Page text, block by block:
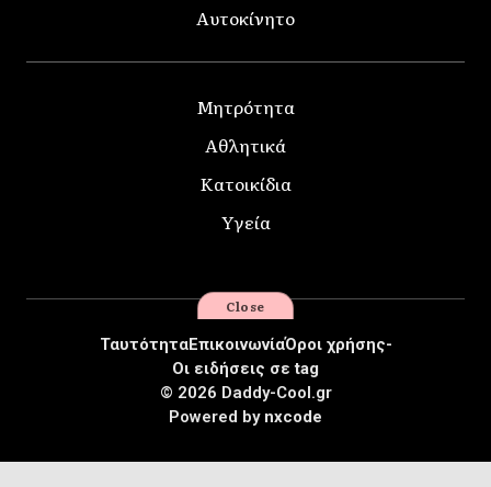
Αυτοκίνητο
Μητρότητα
Αθλητικά
Κατοικίδια
Υγεία
© 2026 Daddy-Cool.gr
ΤαυτότηταΕπικοινωνίαΌροι χρήσης-
Οι ειδήσεις σε tag
Powered by nxcode
Close